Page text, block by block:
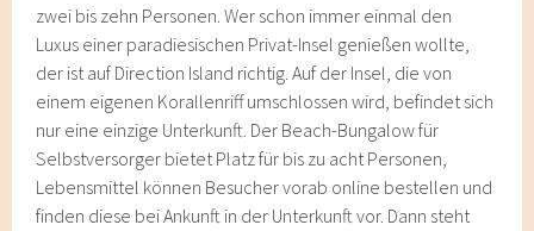
zwei bis zehn Personen. Wer schon immer einmal den
Luxus einer paradiesischen Privat-Insel genießen wollte,
der ist auf Direction Island richtig. Auf der Insel, die von
einem eigenen Korallenriff umschlossen wird, befindet sich
nur eine einzige Unterkunft. Der Beach-Bungalow für
Selbstversorger bietet Platz für bis zu acht Personen,
Lebensmittel können Besucher vorab online bestellen und
finden diese bei Ankunft in der Unterkunft vor. Dann steht